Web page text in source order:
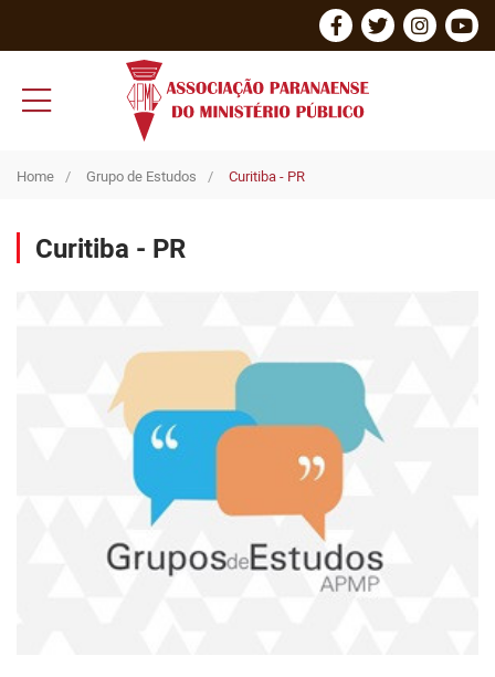
Home Grupo de Estudos Curitiba - PR
Curitiba - PR